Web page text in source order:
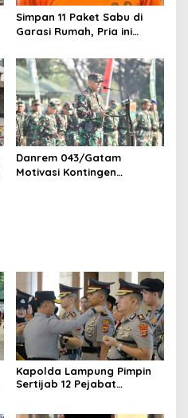
Simpan 11 Paket Sabu di
Garasi Rumah, Pria ini
Polres Lampung Tengah
Danrem 043/Gatam
Motivasi Kontingen
Kapolda Lampung Pimpin
Sertijab 12 Pejabat